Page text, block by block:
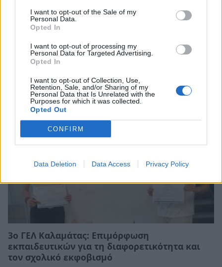
I want to opt-out of the Sale of my
Personal Data.
Opted In
I want to opt-out of processing my
Personal Data for Targeted Advertising.
Opted In
I want to opt-out of Collection, Use,
Retention, Sale, and/or Sharing of my
Personal Data that Is Unrelated with the
Purposes for which it was collected.
Opted Out
CONFIRM
Data Deletion Data Access Privacy Policy
Σχετικά Άρθρα
3ο ΓΕΛ Καλαμάτας: Επιμόρφωση
εκπαιδευτικών για τη διαφορετικότητα και
τον σχολικό εκφοβισμό